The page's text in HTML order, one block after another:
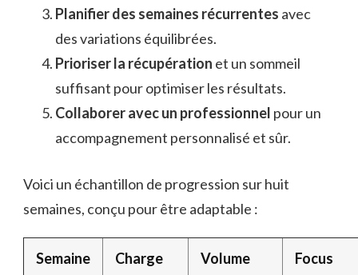
Planifier des semaines récurrentes avec
des variations équilibrées.
Prioriser la récupération et un sommeil
suffisant pour optimiser les résultats.
Collaborer avec un professionnel pour un
accompagnement personnalisé et sûr.
Voici un échantillon de progression sur huit
semaines, conçu pour être adaptable :
Semaine Charge Volume Focus